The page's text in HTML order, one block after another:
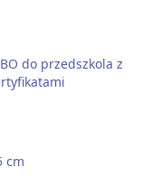
do przedszkola z
cm